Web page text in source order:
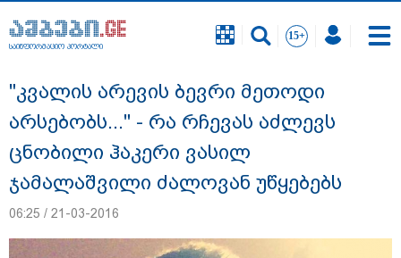
საინფორმაციო პორტალი
საინფორმაციო პორტალი
"კვალის არევის ბევრი მეთოდი
არსებობს..." - რა რჩევას აძლევს
ცნობილი ჰაკერი ვასილ
ჯამალაშვილი ძალოვან უწყებებს
06:25 / 21-03-2016